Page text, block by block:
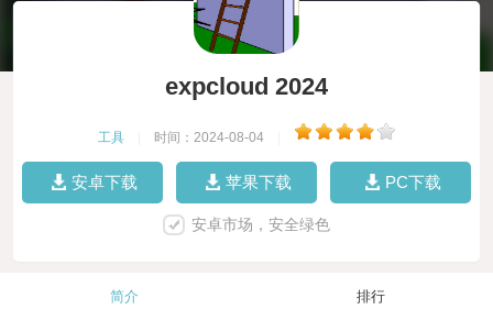
expcloud 2024
工具 时间：2024-08-04
安卓下载 苹果下载 PC下载
安卓市场，安全绿色
简介 排行